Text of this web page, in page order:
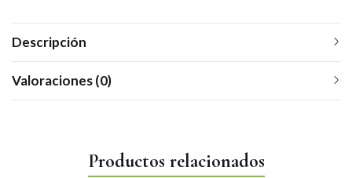
Descripción
Valoraciones (0)
Productos relacionados